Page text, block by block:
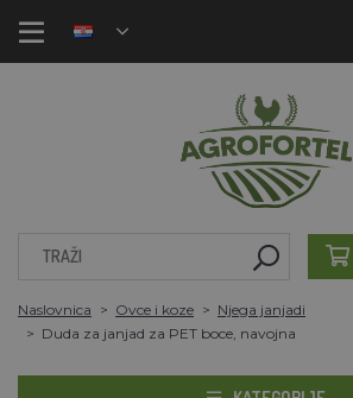
Naslovnica Ovce i koze
Njega janjadi
Duda za janjad za PET boce, navojna